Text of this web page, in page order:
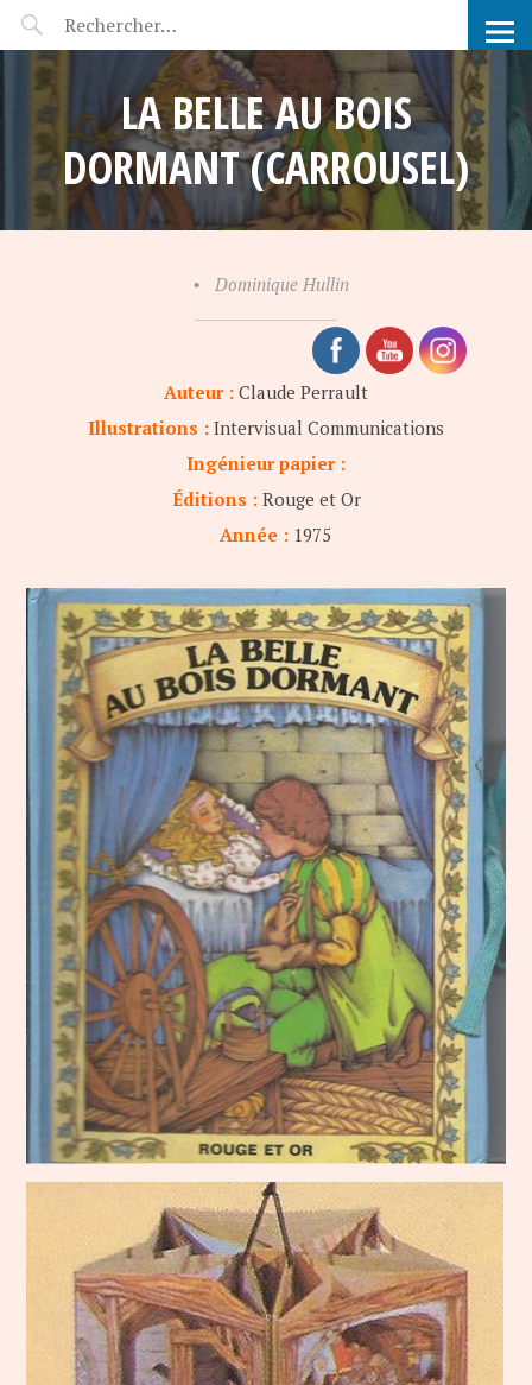
POP-UP FÉERIE
LA BELLE AU BOIS
DORMANT (CARROUSEL)
• Dominique Hullin
Auteur : Claude Perrault
Illustrations : Intervisual Communications
Ingénieur papier :
Éditions :Rouge et Or
Année : 1975